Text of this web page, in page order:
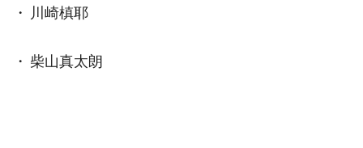
・ 川崎槙耶
・ 柴山真太朗